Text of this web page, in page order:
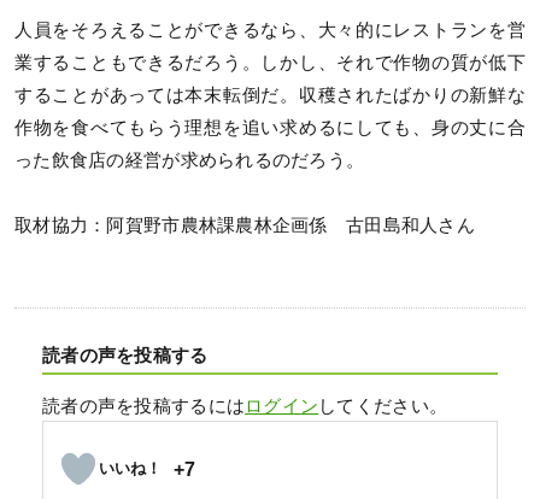
人員をそろえることができるなら、大々的にレストランを営
業することもできるだろう。しかし、それで作物の質が低下
することがあっては本末転倒だ。収穫されたばかりの新鮮な
作物を食べてもらう理想を追い求めるにしても、身の丈に合
った飲食店の経営が求められるのだろう。
取材協力：阿賀野市農林課農林企画係 古田島和人さん
読者の声を投稿する
読者の声を投稿するにはログイン してください。
+7